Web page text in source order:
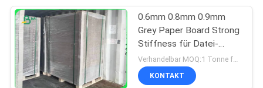
0.6mm 0.8mm 0.9mm
Grey Paper Board Strong
Stiffness für Datei-
Ordner
Verhandelbar MOQ:1 Tonne für allgemeine Größe u. 10 Tonnen für Sondergröße
KONTAKT